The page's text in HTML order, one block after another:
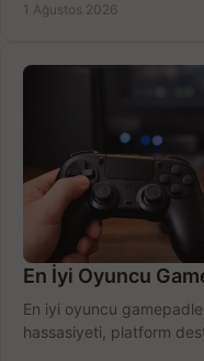
1 Ağustos 2026
En İyi Oyuncu
En iyi oyuncu
hassasiyeti, platform